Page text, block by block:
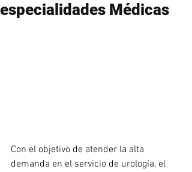
especialidades Médicas
Con el objetivo de atender la alta
demanda en el servicio de urología, el